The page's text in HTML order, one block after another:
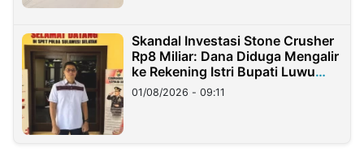
Skandal Investasi Stone Crusher
Rp8 Miliar: Dana Diduga Mengalir
ke Rekening Istri Bupati Luwu
Timur
01/08/2026 - 09:11